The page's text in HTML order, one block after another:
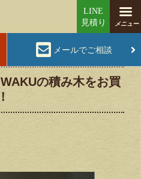
メールでご相談
の積み木をお買